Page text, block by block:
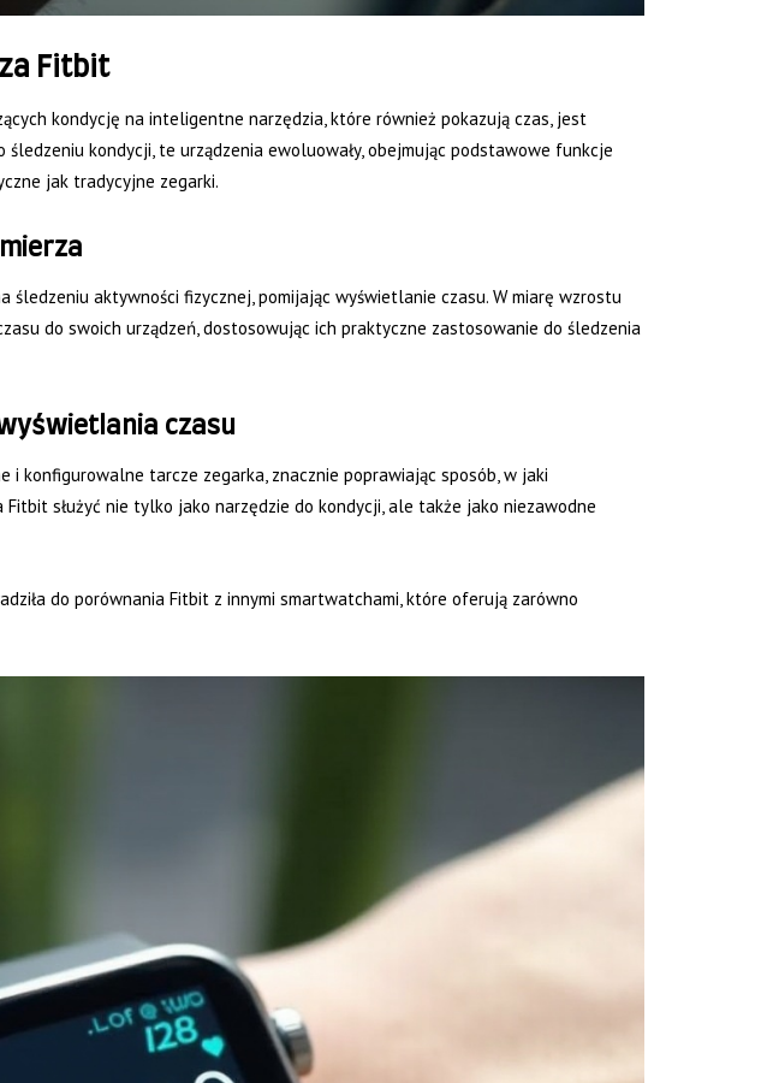
Fitbit
kondycję na inteligentne narzędzia, które również pokazują czas, jest
śledzeniu kondycji, te urządzenia ewoluowały, obejmując podstawowe funkcje
jak tradycyjne zegarki.
śledzeniu aktywności fizycznej, pomijając wyświetlanie czasu. W miarę wzrostu
do swoich urządzeń, dostosowując ich praktyczne zastosowanie do śledzenia
czasu
i konfigurowalne tarcze zegarka, znacznie poprawiając sposób, w jaki
służyć nie tylko jako narzędzie do kondycji, ale także jako niezawodne
do porównania Fitbit z innymi smartwatchami, które oferują zarówno